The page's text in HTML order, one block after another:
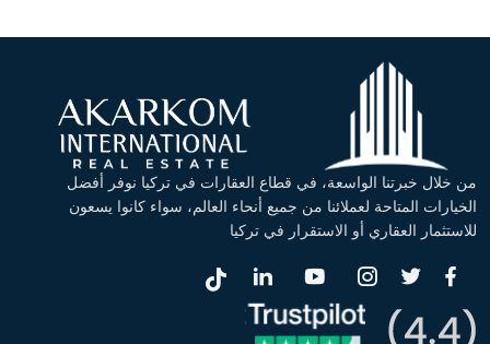
من خلال خبرتنا الواسعة، في قطاع العقارات في تركيا نوفر أفضل
الخيارات المتاحة لعملائنا من جميع أنحاء العالم، سواء كانوا يسعون
للاستثمار العقاري أو الاستقرار في تركيا